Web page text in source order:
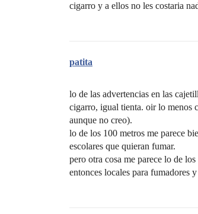
cigarro y a ellos no les costaria
patita
lo de las advertencias en las
cigarro, igual tienta. oir lo menos
aunque no creo).
lo de los 100 metros me parece
escolares que quieran fumar.
pero otra cosa me parece lo de
entonces locales para fumadores